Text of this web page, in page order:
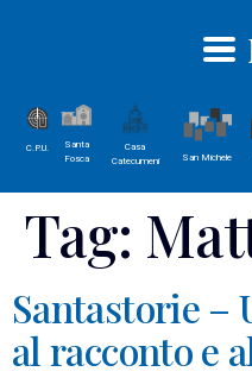
C.P.U.
Santa
Fosca
Casa
Catecumeni
San Michele
Tag:
Santastorie –
al racconto e